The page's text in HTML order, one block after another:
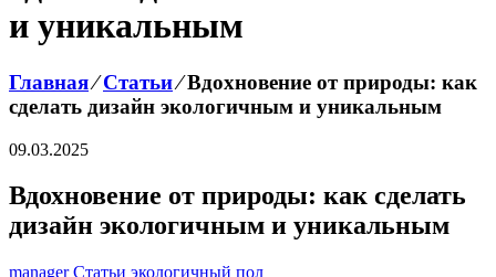
и уникальным
Главная⁄Статьи⁄Вдохновение от природы: как
сделать дизайн экологичным и уникальным
09.03.2025
Вдохновение от природы: как сделать
дизайн экологичным и уникальным
manager Статьи экологичный пол